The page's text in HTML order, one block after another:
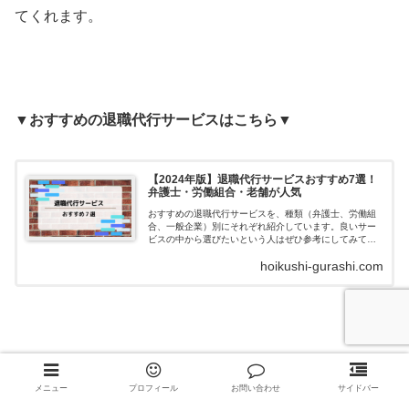
てくれます。
▼おすすめの退職代行サービスはこちら▼
【2024年版】退職代行サービスおすすめ7選！
弁護士・労働組合・老舗が人気
おすすめの退職代行サービスを、種類（弁護士、労働組
合、一般企業）別にそれぞれ紹介しています。良いサー
ビスの中から選びたいという人はぜひ参考にしてみてく
お手伝いができたら嬉しいです。hoikushi-gurashi.com
▼もう耐えられない！今すぐ辞めたい人はこちら▼
メニュー プロフィール お問い合わせ サイドバー